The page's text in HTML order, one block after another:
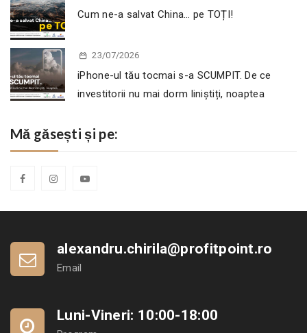
Cum ne-a salvat China… pe TOȚI!
23/07/2026
iPhone-ul tău tocmai s-a SCUMPIT. De ce
investitorii nu mai dorm liniștiți, noaptea
Mă găsești și pe:
alexandru.chirila@profitpoint.ro
Email
Luni-Vineri: 10:00-18:00